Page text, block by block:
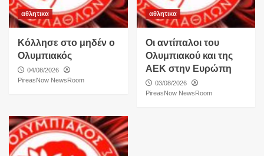
αθλητικα
Κόλλησε στο μηδέν ο
Ολυμπιακός
04/08/2026
PireasNow NewsRoom
αθλητικα
Οι αντίπαλοι του
Ολυμπιακού και της
ΑΕΚ στην Ευρώπη
03/08/2026
PireasNow NewsRoom